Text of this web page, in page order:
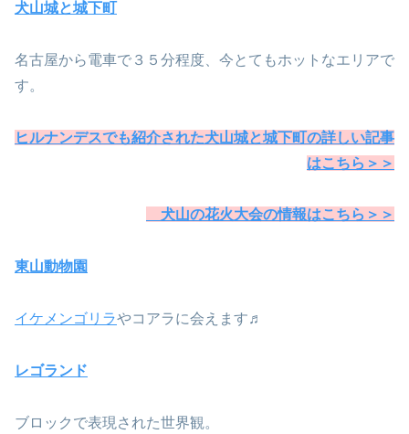
犬山城と城下町
名古屋から電車で３５分程度、今とてもホットなエリアで
す。
ヒルナンデスでも紹介された犬山城と城下町の詳しい記事
はこちら＞＞
犬山の花火大会の情報はこちら＞＞
東山動物園
イケメンゴリラやコアラに会えます♬
レゴランド
ブロックで表現された世界観。